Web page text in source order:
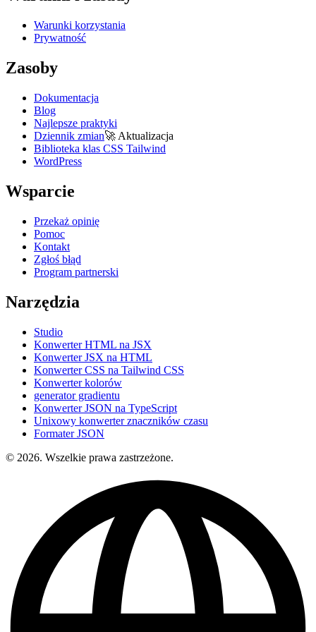
Warunki korzystania
Prywatność
Zasoby
Dokumentacja
Blog
Najlepsze praktyki
Dziennik zmian🚀 Aktualizacja
Biblioteka klas CSS Tailwind
WordPress
Wsparcie
Przekaż opinię
Pomoc
Kontakt
Zgłoś błąd
Program partnerski
Narzędzia
Studio
Konwerter HTML na JSX
Konwerter JSX na HTML
Konwerter CSS na Tailwind CSS
Konwerter kolorów
generator gradientu
Konwerter JSON na TypeScript
Unixowy konwerter znaczników czasu
Formater JSON
© 2026. Wszelkie prawa zastrzeżone.